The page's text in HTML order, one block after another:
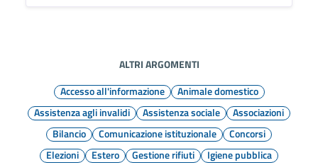
ALTRI ARGOMENTI
Accesso all'informazione
Animale domestico
Assistenza agli invalidi
Assistenza sociale
Associazioni
Bilancio
Comunicazione istituzionale
Concorsi
Elezioni
Estero Gestione rifiuti Igiene pubblica